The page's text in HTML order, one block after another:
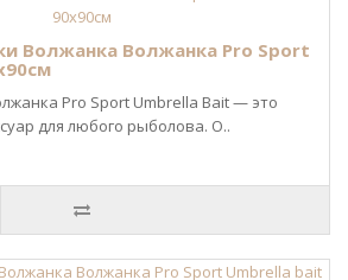
Волжанка Волжанка Pro Sport
Pro Sport Umbrella Bait — это
для любого рыболова. О..